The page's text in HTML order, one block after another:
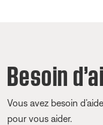
Besoin
Vous avez besoin
pour vous aider.